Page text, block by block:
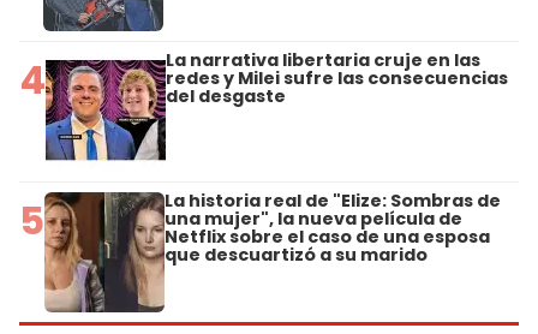
4 La narrativa libertaria cruje en las
redes y Milei sufre las consecuencias
del desgaste
5 La historia real de "Elize: Sombras de
una mujer", la nueva película de
Netflix sobre el caso de una esposa
que descuartizó a su marido